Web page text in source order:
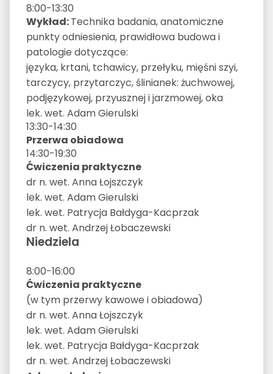
8:00-13:30
Wykład:Technika badania, anatomiczne
punkty odniesienia, prawidłowa budowa i
patologie dotyczące:
języka, krtani, tchawicy, przełyku, mięśni szyi,
tarczycy, przytarczyc, ślinianek: żuchwowej,
podjęzykowej, przyusznej i jarzmowej, oka
lek. wet. Adam Gierulski
13:30-14:30
Przerwa obiadowa
14:30-19:30
Ćwiczenia praktyczne
dr n. wet. Anna Łojszczyk
lek. wet. Adam Gierulski
lek. wet. Patrycja Bałdyga-Kacprzak
dr n. wet. Andrzej Łobaczewski
Niedziela
8:00-16:00
Ćwiczenia praktyczne
(w tym przerwy kawowe i obiadowa)
dr n. wet. Anna Łojszczyk
lek. wet. Adam Gierulski
lek. wet. Patrycja Bałdyga-Kacprzak
dr n. wet. Andrzej Łobaczewski